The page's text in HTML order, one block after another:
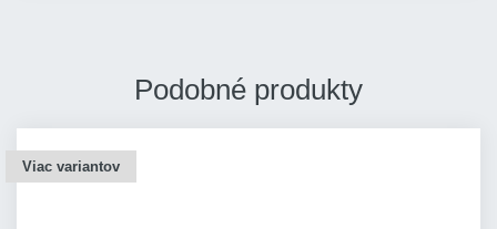
Podobné produkty
Viac variantov